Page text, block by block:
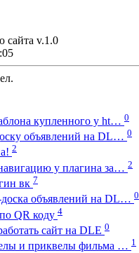
v.1.0
купленного у ht… 0
объявлений на DL… 0
2
у плагина за… 2
вк 7
объявлений на DL… 0
QR коду 4
сайт на DLE 0
и приквелы фильма … 1